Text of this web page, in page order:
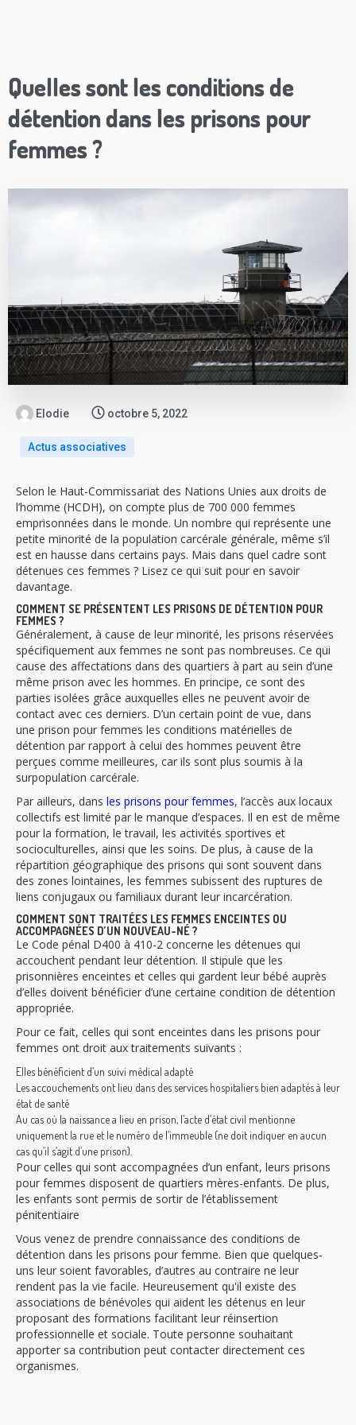
Quelles sont les conditions de
détention dans les prisons pour
femmes ?
Elodie octobre 5, 2022
Actus associatives
Selon le Haut-Commissariat des Nations Unies aux droits de
l’homme (HCDH), on compte plus de 700 000 femmes
emprisonnées dans le monde. Un nombre qui représente une
petite minorité de la population carcérale générale, même s’il
est en hausse dans certains pays. Mais dans quel cadre sont
détenues ces femmes ? Lisez ce qui suit pour en savoir
davantage.
COMMENT SE PRÉSENTENT LES PRISONS DE DÉTENTION POUR
FEMMES ?
Généralement, à cause de leur minorité, les prisons réservées
spécifiquement aux femmes ne sont pas nombreuses. Ce qui
cause des affectations dans des quartiers à part au sein d’une
même prison avec les hommes. En principe, ce sont des
parties isolées grâce auxquelles elles ne peuvent avoir de
contact avec ces derniers. D’un certain point de vue, dans
une prison pour femmes les conditions matérielles de
détention par rapport à celui des hommes peuvent être
perçues comme meilleures, car ils sont plus soumis à la
surpopulation carcérale.
Par ailleurs, dans les prisons pour femmes, l’accès aux locaux
collectifs est limité par le manque d’espaces. Il en est de même
pour la formation, le travail, les activités sportives et
socioculturelles, ainsi que les soins. De plus, à cause de la
répartition géographique des prisons qui sont souvent dans
des zones lointaines, les femmes subissent des ruptures de
liens conjugaux ou familiaux durant leur incarcération.
COMMENT SONT TRAITÉES LES FEMMES ENCEINTES OU
ACCOMPAGNÉES D’UN NOUVEAU-NÉ ?
Le Code pénal D400 à 410-2 concerne les détenues qui
accouchent pendant leur détention. Il stipule que les
prisonnières enceintes et celles qui gardent leur bébé auprès
d’elles doivent bénéficier d’une certaine condition de détention
appropriée.
Pour ce fait, celles qui sont enceintes dans les prisons pour
femmes ont droit aux traitements suivants :
Elles bénéficient d’un suivi médical adapté
Les accouchements ont lieu dans des services hospitaliers bien adaptés à leur
état de santé
Au cas où la naissance a lieu en prison, l’acte d’état civil mentionne
uniquement la rue et le numéro de l’immeuble (ne doit indiquer en aucun
cas qu’il s’agit d’une prison).
Pour celles qui sont accompagnées d’un enfant, leurs prisons
pour femmes disposent de quartiers mères-enfants. De plus,
les enfants sont permis de sortir de l’établissement
pénitentiaire
Vous venez de prendre connaissance des conditions de
détention dans les prisons pour femme. Bien que quelques-
uns leur soient favorables, d’autres au contraire ne leur
rendent pas la vie facile. Heureusement qu'il existe des
associations de bénévoles qui aident les détenus en leur
proposant des formations facilitant leur réinsertion
professionnelle et sociale. Toute personne souhaitant
apporter sa contribution peut contacter directement ces
organismes.